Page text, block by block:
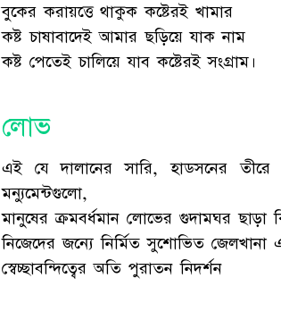
বুকের করায়ত্তে থাকুক কষ্টেরই খামার
কষ্ট চাষাবাদেই আমার ছড়িয়ে যাক নাম
কষ্ট পেতেই চালিয়ে যাব কষ্টেরই সংগ্রাম।
লোভ
এই যে দালানের সারি, হাডসনের তীরে
মন্যুমেন্টগুলো,
মানুষের ক্রমবর্ধমান লোভের গুদামঘর ছাড়া
নিজেদের জন্যে নির্মিত সুশোভিত জেলখানা
স্বেচ্ছাবন্দিত্বের অতি পুরাতন নিদর্শন